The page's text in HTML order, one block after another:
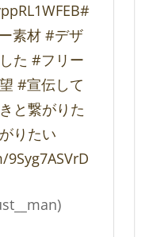
#
素材 #デザ
た #フリー
#宣伝して
と繋がりた
りたい